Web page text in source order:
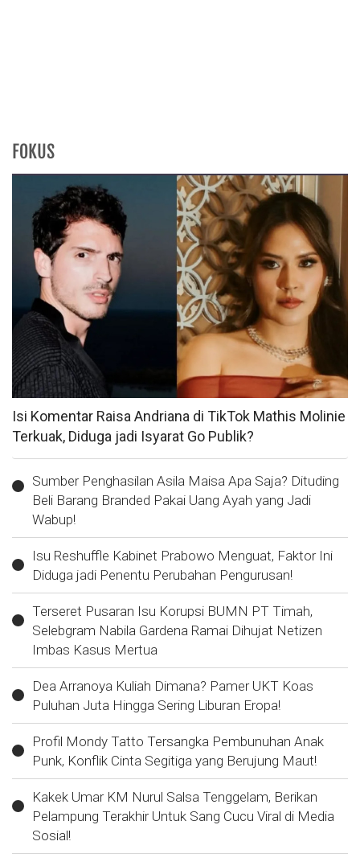
FOKUS
Isi Komentar Raisa Andriana di TikTok Mathis Molinie
Terkuak, Diduga jadi Isyarat Go Publik?
Sumber Penghasilan Asila Maisa Apa Saja? Dituding
Beli Barang Branded Pakai Uang Ayah yang Jadi
Wabup!
Isu Reshuffle Kabinet Prabowo Menguat, Faktor Ini
Diduga jadi Penentu Perubahan Pengurusan!
Terseret Pusaran Isu Korupsi BUMN PT Timah,
Selebgram Nabila Gardena Ramai Dihujat Netizen
Imbas Kasus Mertua
Dea Arranoya Kuliah Dimana? Pamer UKT Koas
Puluhan Juta Hingga Sering Liburan Eropa!
Profil Mondy Tatto Tersangka Pembunuhan Anak
Punk, Konflik Cinta Segitiga yang Berujung Maut!
Kakek Umar KM Nurul Salsa Tenggelam, Berikan
Pelampung Terakhir Untuk Sang Cucu Viral di Media
Sosial!